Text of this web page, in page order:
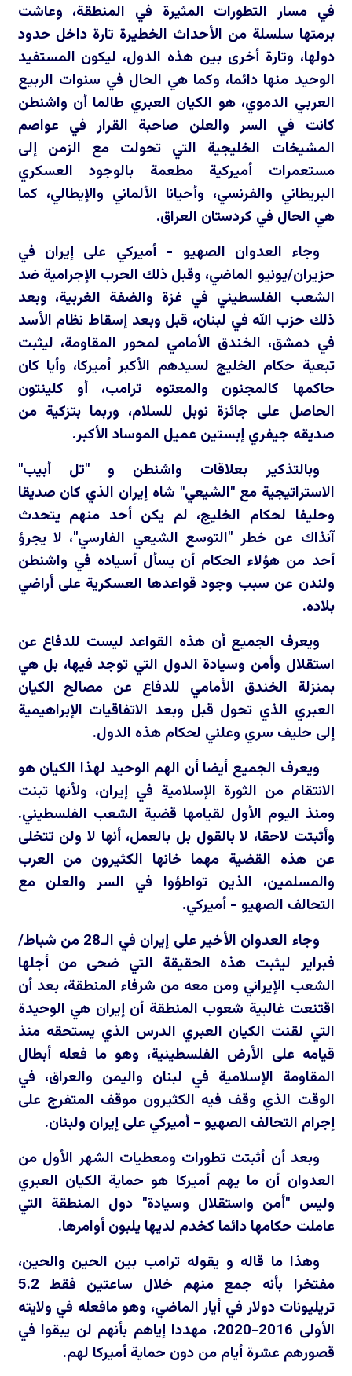
في مسار التطورات المثيرة في المنطقة، وعاشت
برمتها سلسلة من الأحداث الخطيرة تارة داخل حدود
دولها، وتارة أخرى بين هذه الدول، ليكون المستفيد
الوحيد منها دائما، وكما هي الحال في سنوات الربيع
العربي الدموي، هو الكيان العبري طالما أن واشنطن
كانت في السر والعلن صاحبة القرار في عواصم
المشيخات الخليجية التي تحولت مع الزمن إلى
مستعمرات أميركية مطعمة بالوجود العسكري
البريطاني والفرنسي، وأحيانا الألماني والإيطالي، كما
هي الحال في كردستان العراق.
وجاء العدوان الصهيو - أميركي على إيران في
حزيران/يونيو الماضي، وقبل ذلك الحرب الإجرامية ضد
الشعب الفلسطيني في غزة والضفة الغربية، وبعد
ذلك حزب الله في لبنان، قبل وبعد إسقاط نظام الأسد
في دمشق، الخندق الأمامي لمحور المقاومة، ليثبت
تبعية حكام الخليج لسيدهم الأكبر أميركا، وأيا كان
حاكمها كالمجنون والمعتوه ترامب، أو كلينتون
الحاصل على جائزة نوبل للسلام، وربما بتزكية من
صديقه جيفري إبستين عميل الموساد الأكبر.
وبالتذكير بعلاقات واشنطن و "تل أبيب"
الاستراتيجية مع "الشيعي" شاه إيران الذي كان صديقا
وحليفا لحكام الخليج، لم يكن أحد منهم يتحدث
آنذاك عن خطر "التوسع الشيعي الفارسي"، لا يجرؤ
أحد من هؤلاء الحكام أن يسأل أسياده في واشنطن
ولندن عن سبب وجود قواعدها العسكرية على أراضي
بلاده.
ويعرف الجميع أن هذه القواعد ليست للدفاع عن
استقلال وأمن وسيادة الدول التي توجد فيها، بل هي
بمنزلة الخندق الأمامي للدفاع عن مصالح الكيان
العبري الذي تحول قبل وبعد الاتفاقيات الإبراهيمية
إلى حليف سري وعلني لحكام هذه الدول.
ويعرف الجميع أيضا أن الهم الوحيد لهذا الكيان هو
الانتقام من الثورة الإسلامية في إيران، ولأنها تبنت
ومنذ اليوم الأول لقيامها قضية الشعب الفلسطيني.
وأثبتت لاحقا، لا بالقول بل بالعمل، أنها لا ولن تتخلى
عن هذه القضية مهما خانها الكثيرون من العرب
والمسلمين، الذين تواطؤوا في السر والعلن مع
التحالف الصهيو - أميركي.
وجاء العدوان الأخير على إيران في الـ28 من شباط/
فبراير ليثبت هذه الحقيقة التي ضحى من أجلها
الشعب الإيراني ومن معه من شرفاء المنطقة، بعد أن
اقتنعت غالبية شعوب المنطقة أن إيران هي الوحيدة
التي لقنت الكيان العبري الدرس الذي يستحقه منذ
قيامه على الأرض الفلسطينية، وهو ما فعله أبطال
المقاومة الإسلامية في لبنان واليمن والعراق، في
الوقت الذي وقف فيه الكثيرون موقف المتفرج على
إجرام التحالف الصهيو - أميركي على إيران ولبنان.
وبعد أن أثبتت تطورات ومعطيات الشهر الأول من
العدوان أن ما يهم أميركا هو حماية الكيان العبري
وليس "أمن واستقلال وسيادة" دول المنطقة التي
عاملت حكامها دائما كخدم لديها يلبون أوامرها.
وهذا ما قاله و يقوله ترامب بين الحين والحين،
مفتخرا بأنه جمع منهم خلال ساعتين فقط 5.2
تريليونات دولار في أيار الماضي، وهو مافعله في ولايته
الأولى 2016-2020، مهددا إياهم بأنهم لن يبقوا في
قصورهم عشرة أيام من دون حماية أميركا لهم.